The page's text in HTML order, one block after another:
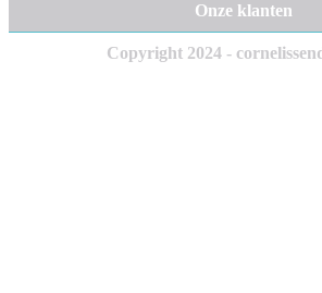
Onze klanten
Copyright 2024 -